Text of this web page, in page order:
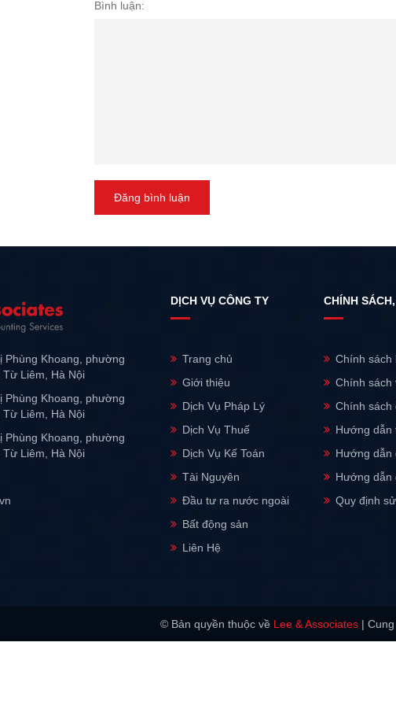
Bình luận:
Đăng bình luận
Phùng Khoang, phường
Liêm, Hà Nội
Phùng Khoang, phường
Liêm, Hà Nội
Phùng Khoang, phường
Liêm, Hà Nội
DỊCH VỤ CÔNG TY
Trang chủ
Giới thiệu
Dịch Vụ Pháp Lý
Dịch Vụ Thuế
Dịch Vụ Kế Toán
Tài Nguyên
Đầu tư ra nước ngoài
Bất động sản
Liên Hệ
CHÍNH
Chính sách
Chính sách
Chính sách
Hướng dẫn
Hướng dẫn
Hướng dẫn
Quy định
© Bản quyền thuộc về Lee & Associates |